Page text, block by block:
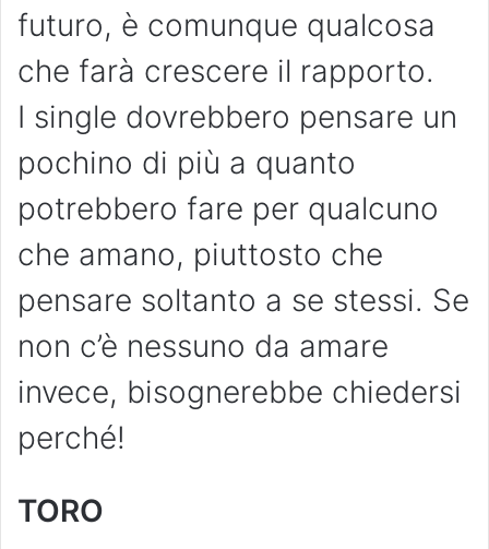
futuro, è comunque qualcosa
che farà crescere il rapporto.
I single dovrebbero pensare un
pochino di più a quanto
potrebbero fare per qualcuno
che amano, piuttosto che
pensare soltanto a se stessi. Se
non c’è nessuno da amare
invece, bisognerebbe chiedersi
perché!
TORO